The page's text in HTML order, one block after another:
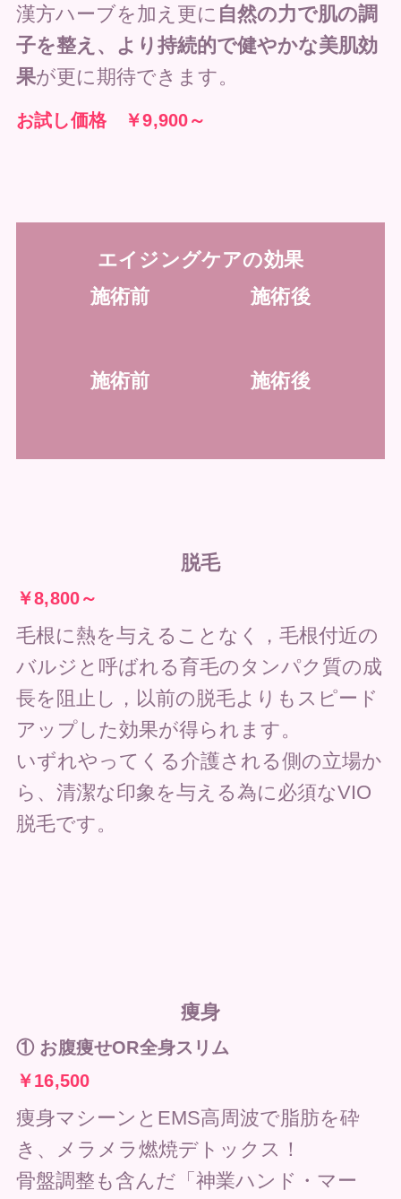
漢方ハーブを加え更に 自然の力で肌の調
子を整え、より持続的で健やかな美肌効
果が更に期待できます。
お試し価格 ￥9,900～
エイジングケアの効果
施術前 施術後
施術前 施術後
脱毛
￥8,800～
毛根に熱を与えることなく，毛根付近の
バルジと呼ばれる育毛のタンパク質の成
長を阻止し，以前の脱毛よりもスピード
アップした効果が得られます。
いずれやってくる介護される側の立場か
ら、清潔な印象を与える為に必須なVIO
脱毛です。
痩身
① お腹痩せOR全身スリム
￥16,500
痩身マシーンとEMS高周波で脂肪を砕
き、メラメラ燃焼デトックス！
骨盤調整も含んだ「神業ハンド・マー